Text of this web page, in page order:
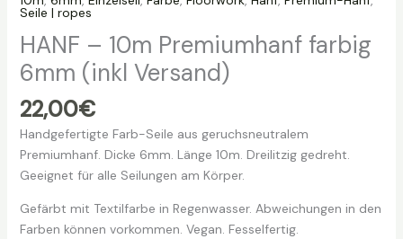
Seile | ropes
HANF – 10m Premiumhanf farbig
6mm (inkl Versand)
22,00€
Handgefertigte Farb-Seile aus geruchsneutralem
Premiumhanf. Dicke 6mm. Länge 10m. Dreilitzig gedreht.
Geeignet für alle Seilungen am Körper.
Gefärbt mit Textilfarbe in Regenwasser. Abweichungen in den
Farben können vorkommen. Vegan. Fesselfertig.